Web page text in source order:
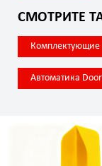
СМОТРИТЕ
Комплектующие
Автоматика